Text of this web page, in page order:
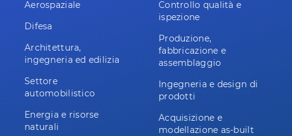
Aerospaziale
Difesa
Architettura,
ingegneria ed edilizia
Settore
automobilistico
Energia e risorse
naturali
Controllo qualità e
ispezione
Produzione,
fabbricazione e
assemblaggio
Ingegneria e design di
prodotti
Acquisizione e
modellazione as-built